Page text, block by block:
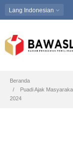
Lang Indonesian
Beranda
Puadi Ajak
2024